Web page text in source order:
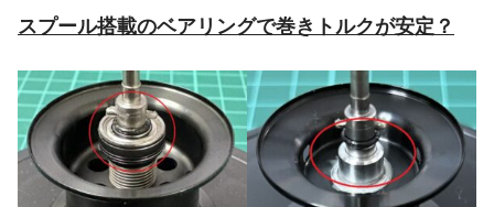
スプール搭載のベアリングで巻きトルクが安定？